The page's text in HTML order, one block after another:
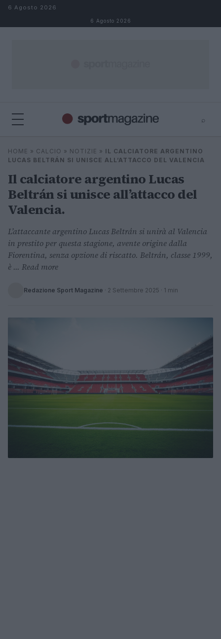
Salta al contenuto
6 Agosto 2026
6 Agosto 2026
⌕
Cerca
⌕
HOME » CALCIO » NOTIZIE » IL CALCIATORE ARGENTINO
LUCAS BELTRÁN SI UNISCE ALL’ATTACCO DEL VALENCIA
Il calciatore argentino Lucas
Beltrán si unisce all’attacco del
Valencia.
L’attaccante argentino Lucas Beltrán si unirà al Valencia
in prestito per questa stagione, avente origine dalla
Fiorentina, senza opzione di riscatto. Beltrán, classe 1999,
è ... Read more
Redazione Sport Magazine · 2 Settembre 2025 · 1 min